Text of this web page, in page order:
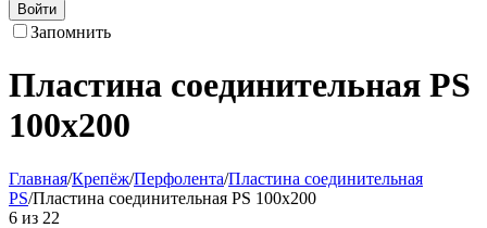
Войти
Запомнить
Пластина соединительная PS
100х200
Главная/Крепёж/Перфолента/Пластина соединительная
PS/Пластина соединительная PS 100х200
6 из 22